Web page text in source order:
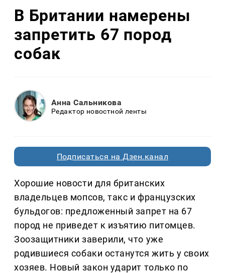
В Британии намерены
запретить 67 пород
собак
Анна Сальникова
Редактор новостной ленты
Подписаться на Дзен.канал
Хорошие новости для британских
владельцев мопсов, такс и французских
бульдогов: предложенный запрет на 67
пород не приведет к изъятию питомцев.
Зоозащитники заверили, что уже
родившиеся собаки останутся жить у своих
хозяев. Новый закон ударит только по